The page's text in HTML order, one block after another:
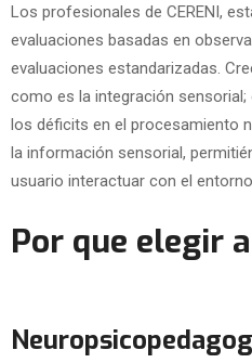
Los profesionales de CERENI,
evaluaciones basadas en
evaluaciones estandarizadas.
como es la integración
los déficits en el procesamiento
la información sensorial,
usuario interactuar con el
Por que elegir a